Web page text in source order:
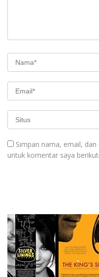
Simpan nama, email,
untuk komentar saya